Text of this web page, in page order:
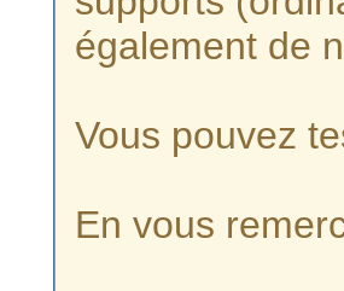
également de
Vous pouvez
En vous